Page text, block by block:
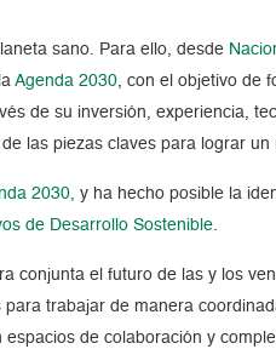
sano. Para ello, desde
Agenda 2030 , con el objetivo de
de su inversión, experiencia,
las piezas claves para lograr un
2030, y ha hecho posible la
de Desarrollo Sostenible
conjunta el futuro de las y los
trabajar de manera
de colaboración y